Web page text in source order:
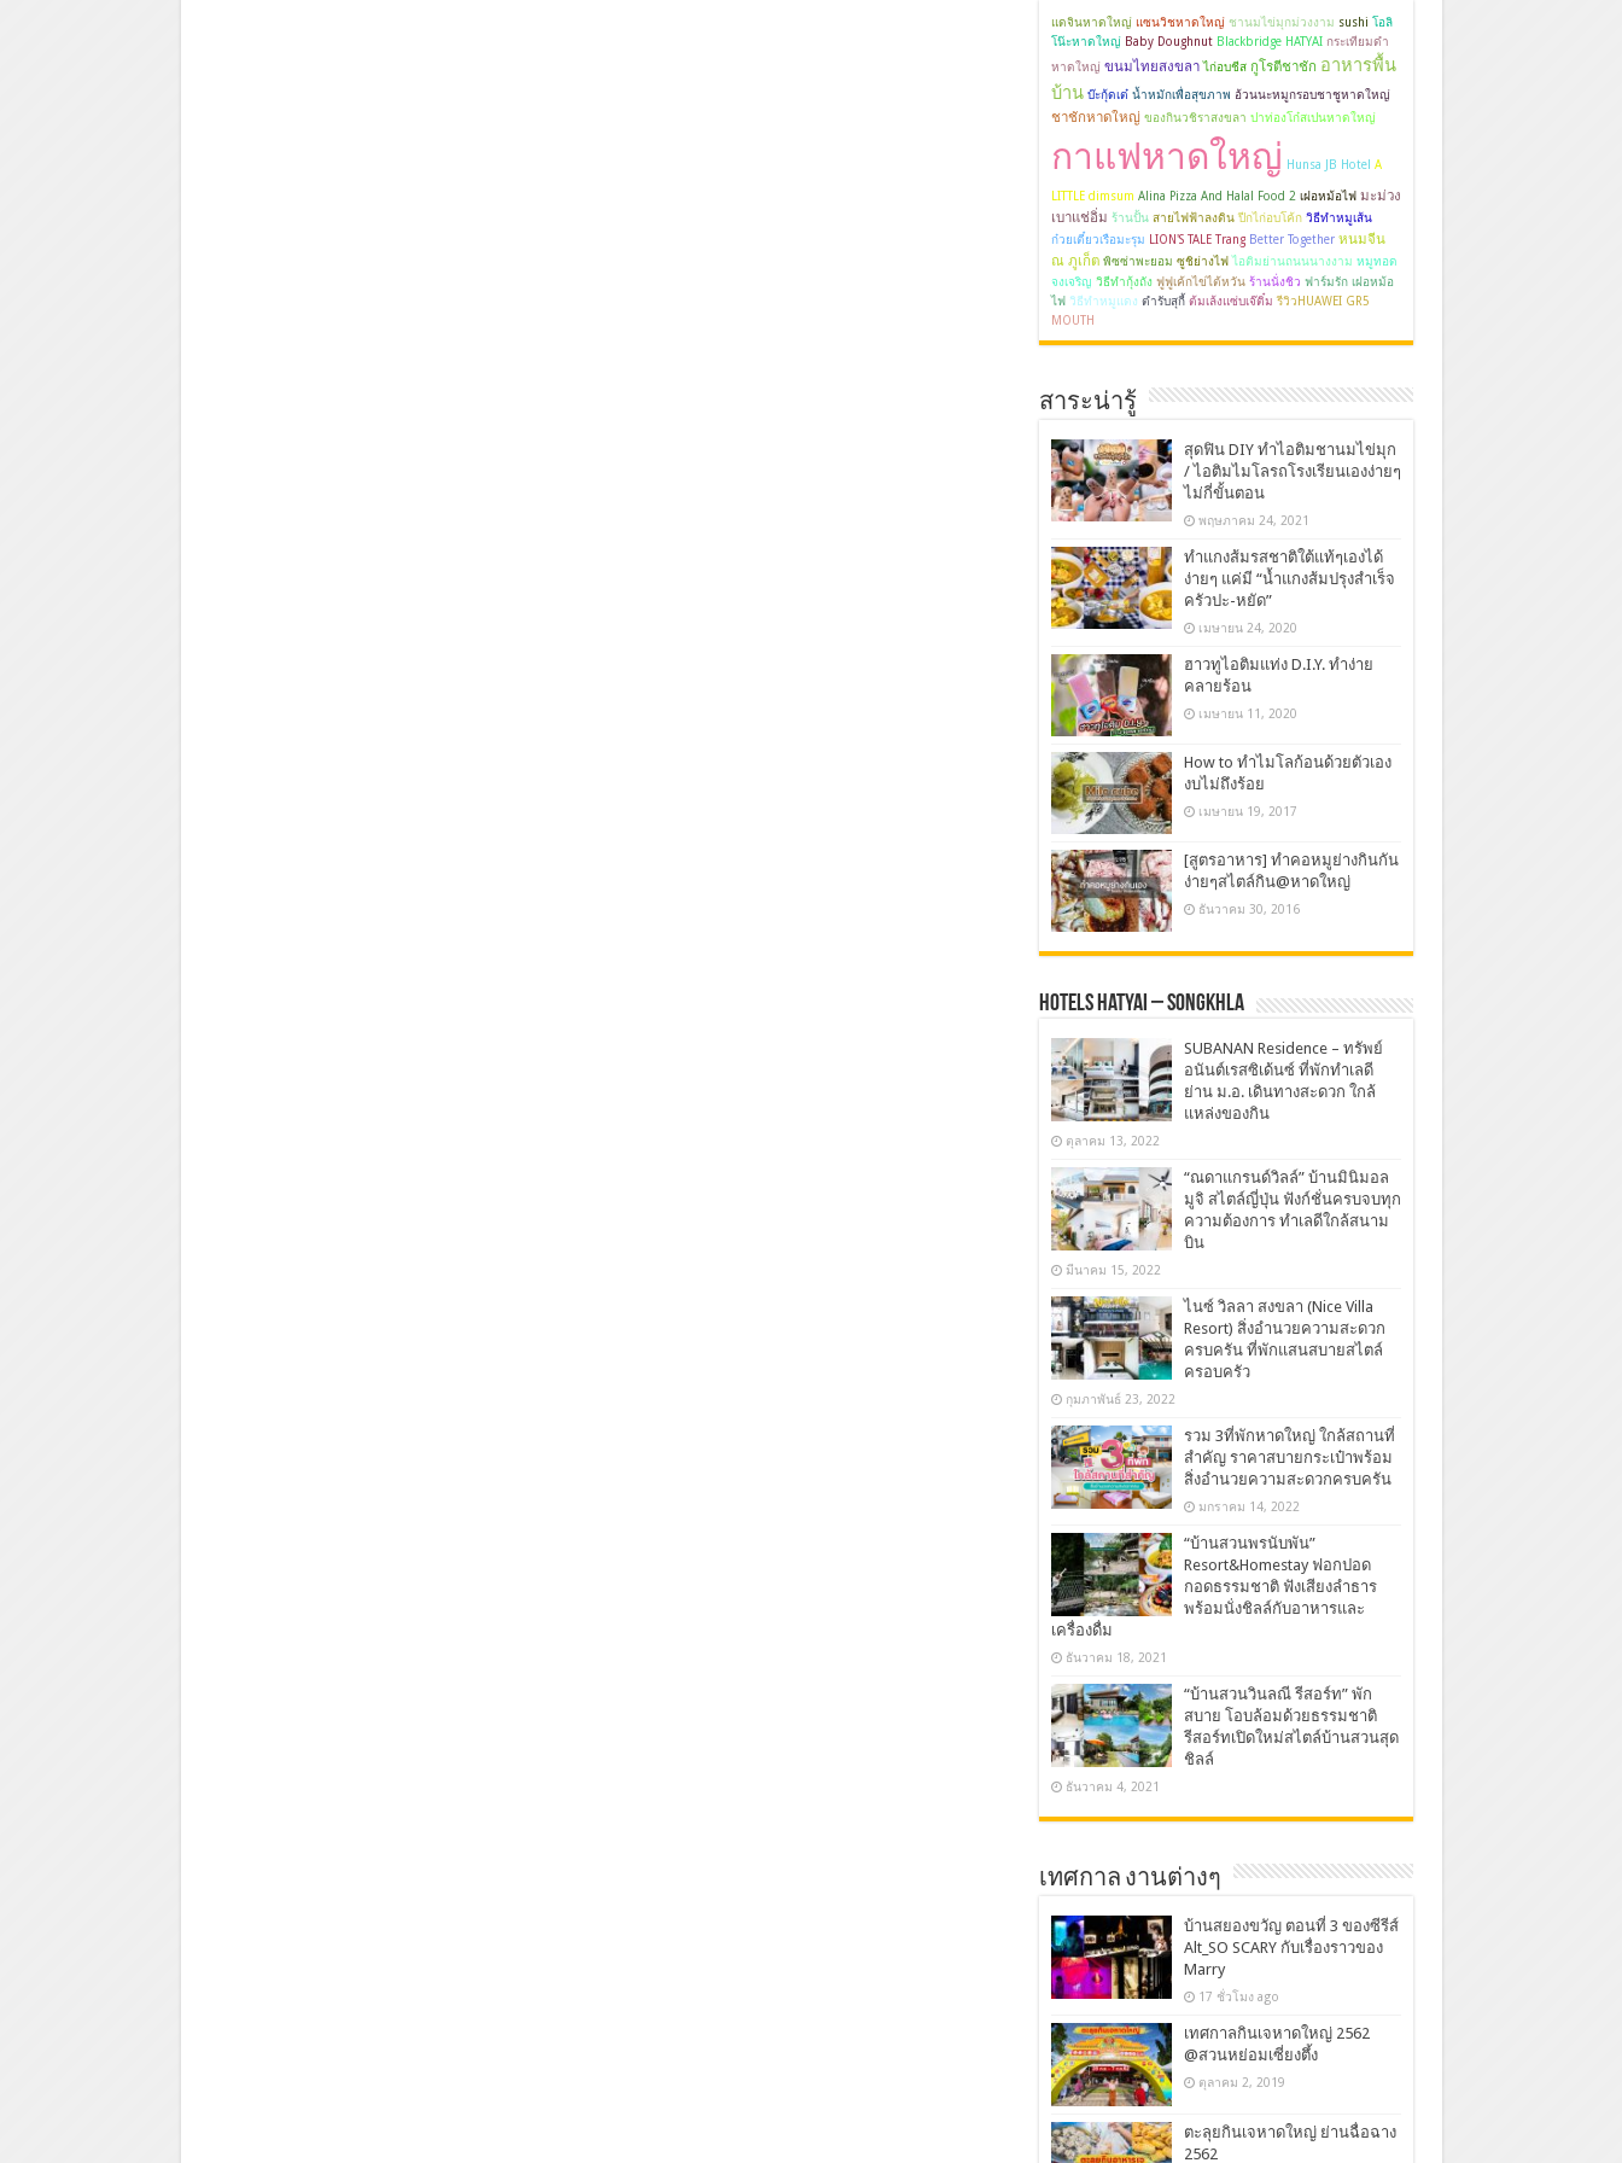
แดจินหาดใหญ่ แซนวิชหาดใหญ่ ชานมไข่มุกม่วงงาม sushi โอลิ
โน๊ะหาดใหญ่ Baby Doughnut Blackbridge HATYAI กระเทียมดำ
หาดใหญ่ ขนมไทยสงขลา ไก่อบชีส กูโรตีชาชัก อาหารพื้น
บ้าน บ๊ะกุ้ดเต๋ น้ำหมักเพื่อสุขภาพ อ้วนนะหมูกรอบชาชูหาดใหญ่
ชาชักหาดใหญ่ ของกินวชิราสงขลา ปาท่องโก๋สเปนหาดใหญ่
กาแฟหาดใหญ่ Hunsa JB Hotel A
LITTLE dimsum Alina Pizza And Halal Food 2 เฝอหม้อไฟ มะม่วง
เบาแช่อิ่ม ร้านปั้น สายไฟฟ้าลงดิน ปีกไก่อบโค้ก วิธีทำหมูเส้น
ก๋วยเตี๋ยวเรือมะรุม
LION'S TALE Trang Better Together หนมจีน
ณ ภูเก็ต พิซซ่าพะยอม ซูชิย่างไฟ ไอติมย่านถนนนางงาม หมูทอด
จงเจริญ วิธีทำกุ้งถัง ฟูฟูเค้กไข่ไต้หวัน ร้านนั่งชิว ฟาร์มรัก เฝอหม้อ
ไฟ วิธีทำหมูแดง ตำรับสุกี้ ต้มเล้งแซ่บเจ๊ติ๋ม รีวิวHUAWEI GR5
MOUTH
สาระน่ารู้
สุดฟิน DIY ทำไอติมชานมไข่มุก
/ ไอติมไมโลรถโรงเรียนเองง่ายๆ
ไม่กี่ขั้นตอน
พฤษภาคม 24, 2021
ทำแกงส้มรสชาติใต้แท้ๆเองได้
ง่ายๆ แค่มี “น้ำแกงส้มปรุงสำเร็จ
ครัวปะ-หยัด”
เมษายน 24, 2020
ฮาวทูไอติมแท่ง D.I.Y. ทำง่าย
คลายร้อน
เมษายน 11, 2020
How to ทำไมโลก้อนด้วยตัวเอง
งบไม่ถึงร้อย
เมษายน 19, 2017
[สูตรอาหาร] ทำคอหมูย่างกินกัน
ง่ายๆสไตล์กิน@หาดใหญ่
ธันวาคม 30, 2016
Hotels Hatyai – Songkhla
SUBANAN Residence – ทรัพย์
อนันต์เรสซิเด้นซ์ ที่พักทำเลดี
ย่าน ม.อ. เดินทางสะดวก ใกล้
แหล่งของกิน
ตุลาคม 13, 2022
“ณดาแกรนด์วิลล์” บ้านมินิมอล
มูจิ สไตล์ญี่ปุ่น ฟังก์ชั่นครบจบทุก
ความต้องการ ทำเลดีใกล้สนาม
บิน
มีนาคม 15, 2022
ไนซ์ วิลลา สงขลา (Nice Villa
Resort) สิ่งอำนวยความสะดวก
ครบครัน ที่พักแสนสบายสไตล์
ครอบครัว
กุมภาพันธ์ 23, 2022
รวม 3ที่พักหาดใหญ่ ใกล้สถานที่
สำคัญ ราคาสบายกระเป๋าพร้อม
สิ่งอำนวยความสะดวกครบครัน
มกราคม 14, 2022
“บ้านสวนพรนับพัน”
Resort&Homestay ฟอกปอด
กอดธรรมชาติ ฟังเสียงลำธาร
พร้อมนั่งชิลล์กับอาหารและ
เครื่องดื่ม
ธันวาคม 18, 2021
“บ้านสวนวินลณี รีสอร์ท” พัก
สบาย โอบล้อมด้วยธรรมชาติ
รีสอร์ทเปิดใหม่สไตล์บ้านสวนสุด
ชิลล์
ธันวาคม 4, 2021
เทศกาล งานต่างๆ
บ้านสยองขวัญ ตอนที่ 3 ของซีรีส์
Alt_SO SCARY กับเรื่องราวของ
Marry
17 ชั่วโมง ago
เทศกาลกินเจหาดใหญ่ 2562
@สวนหย่อมเซี่ยงตึ้ง
ตุลาคม 2, 2019
ตะลุยกินเจหาดใหญ่ ย่านฉื่อฉาง
2562